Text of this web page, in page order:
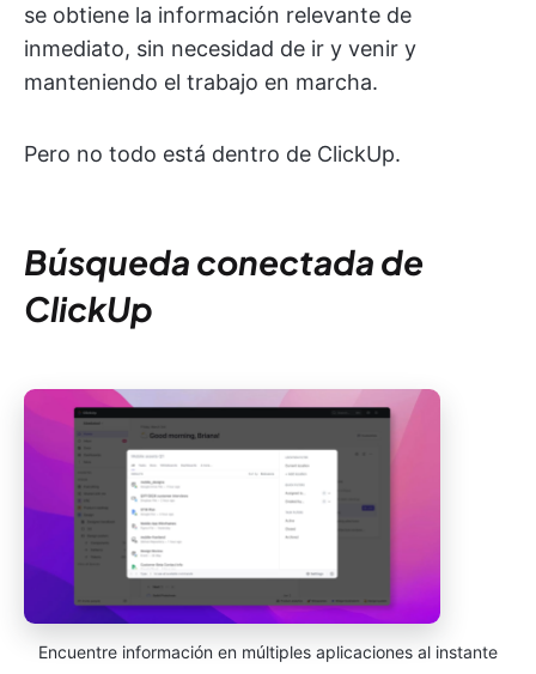
se obtiene la información relevante de
inmediato, sin necesidad de ir y venir y
manteniendo el trabajo en marcha.
Pero no todo está dentro de ClickUp.
Búsqueda conectada de
ClickUp
Encuentre información en múltiples aplicaciones al instante